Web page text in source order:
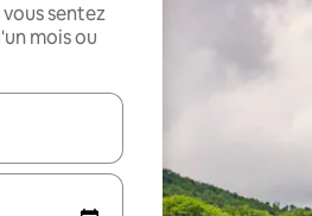
sentez
mois ou
les flèches vers le haut et vers le